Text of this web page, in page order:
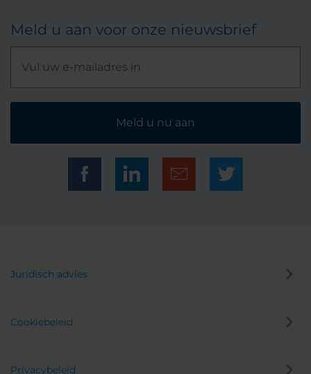
Meld u aan voor onze nieuwsbrief
Meld u nu aan
Juridisch advies
Cookiebeleid
Privacybeleid